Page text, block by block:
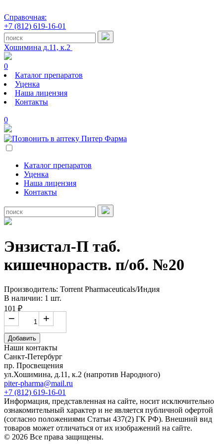
Справочная:
+7 (812) 619-16-01
Хошимина д.11, к.2
0
Каталог препаратов
Уценка
Наша лицензия
Контакты
0
Каталог препаратов
Уценка
Наша лицензия
Контакты
Энзистал-П таб.
кишечнораств. п/об. №20
Производитель: Torrent Pharmaceuticals/Индия
В наличии: 1 шт.
101 ₽
+
−
Добавить
Наши контакты
Санкт-Петербург
пр. Просвещения
ул.Хошимина, д.11, к.2 (напротив Народного)
piter-pharma@mail.ru
+7 (812) 619-16-01
Информация, представленная на сайте, носит исключительно
ознакомительный характер и не является публичной офертой
(согласно положениями Статьи 437(2) ГК РФ). Внешний вид
товаров может отличаться от их изображений на сайте.
© 2026 Все права защищены.